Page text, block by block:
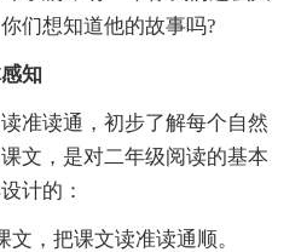
们想知道他的故事吗?
知
读通，初步了解每个自然
文，是对二年级阅读的基本
计的：
，把课文读准读通顺。